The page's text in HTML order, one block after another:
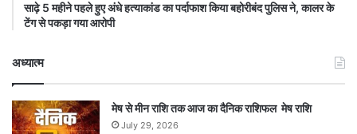
साढ़े 5 महीने पहले हुए अंधे हत्याकांड का पर्दाफाश किया बहोरीबंद पुलिस ने, कालर के
टेंग से पकड़ा गया आरोपी
अध्यात्म
मेष से मीन राशि तक आज का दैनिक राशिफल मेष राशि
July 29, 2026